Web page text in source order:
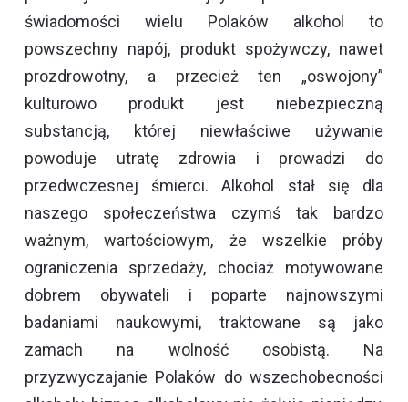
świadomości wielu Polaków alkohol to
powszechny napój, produkt spożywczy, nawet
prozdrowotny, a przecież ten „oswojony”
kulturowo produkt jest niebezpieczną
substancją, której niewłaściwe używanie
powoduje utratę zdrowia i prowadzi do
przedwczesnej śmierci. Alkohol stał się dla
naszego społeczeństwa czymś tak bardzo
ważnym, wartościowym, że wszelkie próby
ograniczenia sprzedaży, chociaż motywowane
dobrem obywateli i poparte najnowszymi
badaniami naukowymi, traktowane są jako
zamach na wolność osobistą. Na
przyzwyczajanie Polaków do wszechobecności